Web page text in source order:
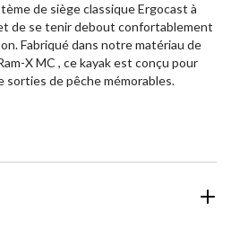
de siège classique Ergocast à
de se tenir debout confortablement
Fabriqué dans notre matériau de
X MC , ce kayak est conçu pour
de pêche mémorables.